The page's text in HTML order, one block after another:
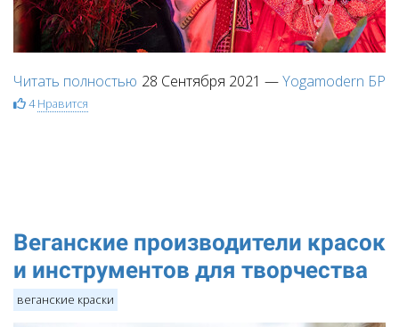
Читать полностью 28 Сентября 2021 —Yogamodern БР
4 Нравится
Веганские производители красок
и инструментов для творчества
веганские краски